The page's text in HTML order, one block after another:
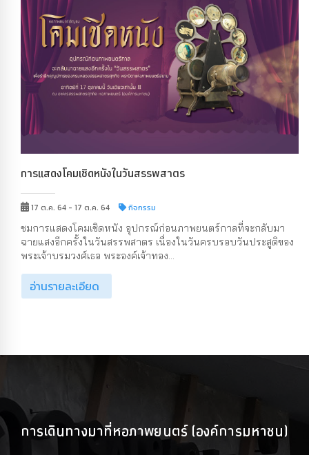
การแสดงโคมเชิดหนังในวันสรรพสาตร
17 ต.ค. 64 - 17 ต.ค. 64 กิจกรรม
ชมการแสดงโคมเชิดหนัง อุปกรณ์ก่อนภาพยนตร์กาลที่จะกลับมา
ฉายแสงอีกครั้งในวันสรรพสาตร เนื่องในวันครบรอบวันประสูติของ
พระเจ้าบรมวงศ์เธอ พระองค์เจ้าทอง...
อ่านรายละเอียด
การเดินทางมาที่หอภาพยนตร์ (องค์การมหาชน)